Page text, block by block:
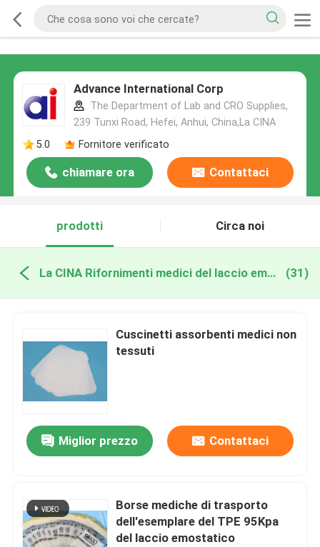
Advance International Corp
The Department of Lab and CRO Supplies,
239 Tunxi Road, Hefei, Anhui, China,La CINA
5.0
Fornitore verificato
chiamare ora Contattaci
prodotti Circa noi
La CINA Rifornimenti medici del laccio emostatico (31)
Cuscinetti assorbenti medici non
tessuti
Miglior prezzo Contattaci
Borse mediche di trasporto
dell'esemplare del TPE 95Kpa
del laccio emostatico